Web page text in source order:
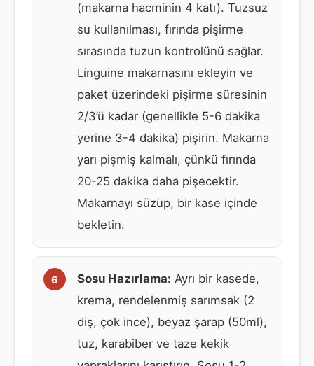
(makarna hacminin 4 katı). Tuzsuz
su kullanılması, fırında pişirme
sırasında tuzun kontrolünü sağlar.
Linguine makarnasını ekleyin ve
paket üzerindeki pişirme süresinin
2/3’ü kadar (genellikle 5-6 dakika
yerine 3-4 dakika) pişirin. Makarna
yarı pişmiş kalmalı, çünkü fırında
20-25 dakika daha pişecektir.
Makarnayı süzüp, bir kase içinde
bekletin.
Sosu Hazırlama: Ayrı bir kasede,
krema, rendelenmiş sarımsak (2
diş, çok ince), beyaz şarap (50ml),
tuz, karabiber ve taze kekik